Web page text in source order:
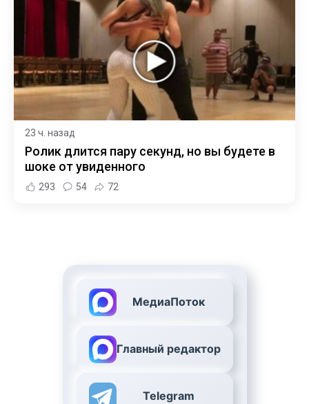
23 ч. назад
Ролик длится пару секунд, но вы будете в
шоке от увиденного
293 54 72
МедиаПоток
Главный редактор
Telegram